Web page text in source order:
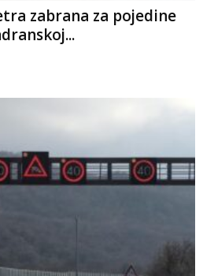
zabrana za pojedine